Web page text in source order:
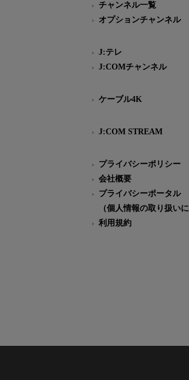
チャンネル一覧
オプションチャンネル
J:テレ
J:COMチャンネル
ケーブル4K
J:COM STREAM
プライバシーポリシー
会社概要
プライバシーポータル
（個人情報の取り扱いに
利用規約